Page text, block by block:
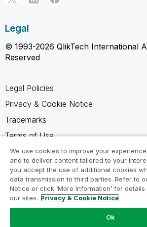
Legal
© 1993-2026 QlikTech International
Reserved
Legal Policies
Privacy & Cookie Notice
Trademarks
Terms of Use
Legal Agreements
Product Terms
Do not share my info
We use cookies to improve your
and to deliver content tailored to your
you accept the use of additional cookies
data transmission to third parties. Refer to
Notice or click ‘More Information’ for
our sites. Privacy & Cookie Notice
Ok